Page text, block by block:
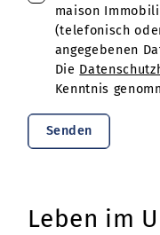
maison
(telefonisch
angegebenen
Die
Kenntnis
Senden
Leben im